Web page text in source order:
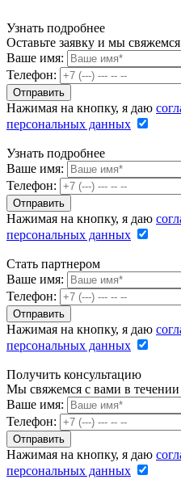
Узнать подробнее
Оставьте заявку и мы
Ваше имя:
Телефон:
Нажимая на кнопку, я даю
персональных данных
Узнать подробнее
Ваше имя:
Телефон:
Нажимая на кнопку, я даю
персональных данных
Стать партнером
Ваше имя:
Телефон:
Нажимая на кнопку, я даю
персональных данных
Получить консультацию
Мы свяжемся с вами в
Ваше имя:
Телефон:
Нажимая на кнопку, я даю
персональных данных